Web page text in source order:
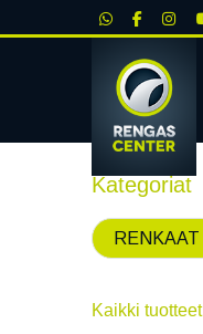
Kategoriat
RENKAAT
Kaikki tuotteet